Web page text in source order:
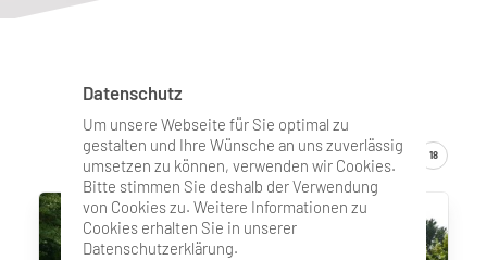
Aktuelle Meldungen
ZEIGE 6 12 18
Datenschutz
Um unsere Webseite für Sie optimal zu
gestalten und Ihre Wünsche an uns zuverlässig
umsetzen zu können, verwenden wir Cookies.
Bitte stimmen Sie deshalb der Verwendung
von Cookies zu. Weitere Informationen zu
Cookies erhalten Sie in unserer
Datenschutzerklärung.